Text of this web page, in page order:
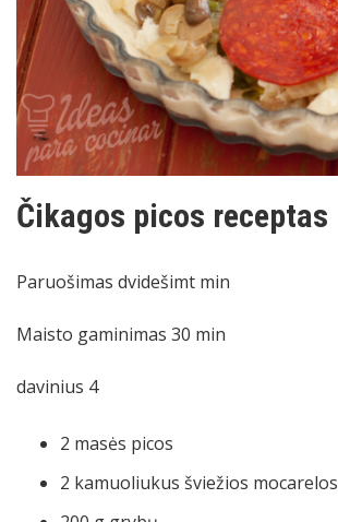
Čikagos picos receptas
Paruošimas dvidešimt min
Maisto gaminimas 30 min
davinius 4
2 masės picos
2 kamuoliukus šviežios mocarelos